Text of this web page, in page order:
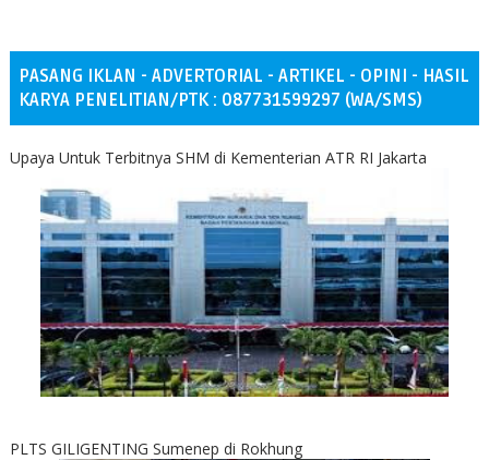
PASANG IKLAN - ADVERTORIAL - ARTIKEL - OPINI - HASIL
KARYA PENELITIAN/PTK : 087731599297 (WA/SMS)
Upaya Untuk Terbitnya SHM di Kementerian ATR RI Jakarta
PLTS GILIGENTING Sumenep di Rokhung